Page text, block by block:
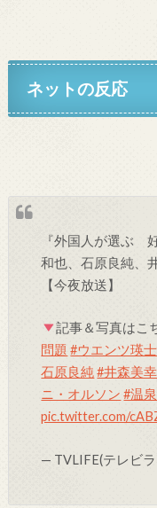
ネットの反応
『外国人が選ぶ
和也、石原良純、
【今夜放送】
記事＆写真はこ
問題 #ウエンツ瑛士
石原良純 #井森美幸
ニ・オルソン #温
pic.twitter.com/
— TVLIFE(テレビ